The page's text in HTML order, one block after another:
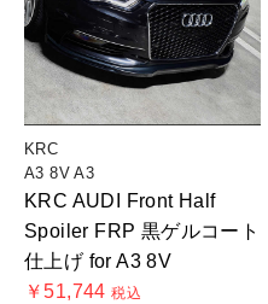
KRC
A3 8V A3
KRC AUDI Front Half
Spoiler FRP 黒ゲルコート
仕上げ for A3 8V
￥51,744税込